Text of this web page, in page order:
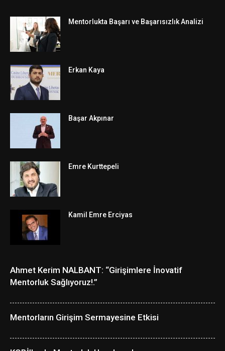
Mentorlukta Başarı ve Başarısızlık Analizi
Erkan Kaya
Başar Akpınar
Emre Kurttepeli
Kamil Emre Erciyas
Ahmet Kerim NALBANT: “Girişimlere İnovatif
Mentorluk Sağlıyoruz!.”
Mentorların Girişim Sermayesine Etkisi